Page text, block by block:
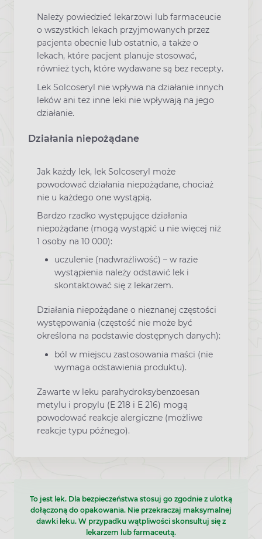
Należy powiedzieć lekarzowi lub farmaceucie
o wszystkich lekach przyjmowanych przez
pacjenta obecnie lub ostatnio, a także o
lekach, które pacjent planuje stosować,
również tych, które wydawane są bez recepty.
Lek Solcoseryl nie wpływa na działanie innych
leków ani też inne leki nie wpływają na jego
działanie.
Działania niepożądane
Jak każdy lek, lek Solcoseryl może
powodować działania niepożądane, chociaż
nie u każdego one wystąpią.
Bardzo rzadko występujące działania
niepożądane (mogą wystąpić u nie więcej niż
1 osoby na 10 000):
uczulenie (nadwrażliwość) – w razie
wystąpienia należy odstawić lek i
skontaktować się z lekarzem.
Działania niepożądane o nieznanej częstości
występowania (częstość nie może być
określona na podstawie dostępnych danych):
ból w miejscu zastosowania maści (nie
wymaga odstawienia produktu).
Zawarte w leku parahydroksybenzoesan
metylu i propylu (E 218 i E 216) mogą
powodować reakcje alergiczne (możliwe
reakcje typu późnego).
To jest lek. Dla bezpieczeństwa stosuj go zgodnie z ulotką
dołączoną do opakowania. Nie przekraczaj maksymalnej
dawki leku. W przypadku wątpliwości skonsultuj się z
lekarzem lub farmaceutą.